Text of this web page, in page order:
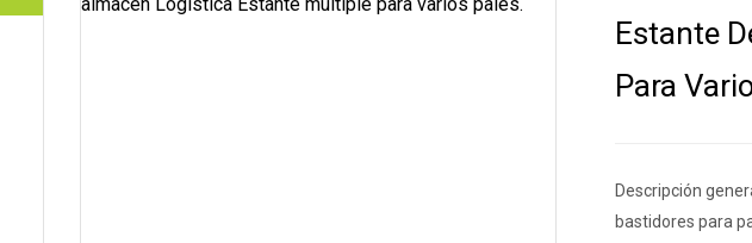
Estante
Para
Descripción
bastidores para